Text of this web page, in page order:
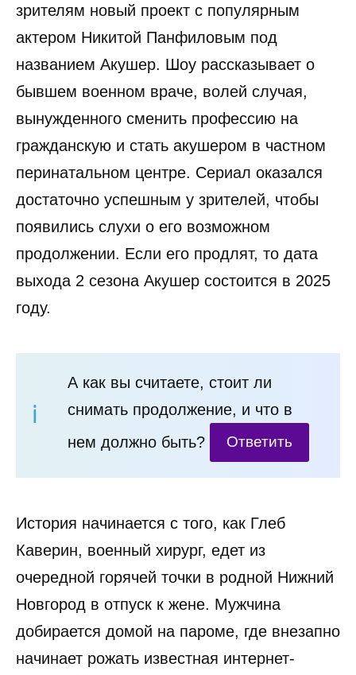
зрителям новый проект с популярным
актером Никитой Панфиловым под
названием Акушер. Шоу рассказывает о
бывшем военном враче, волей случая,
вынужденного сменить профессию на
гражданскую и стать акушером в частном
перинатальном центре. Сериал оказался
достаточно успешным у зрителей, чтобы
появились слухи о его возможном
продолжении. Если его продлят, то дата
выхода 2 сезона Акушер состоится в 2025
году.
А как вы считаете, стоит ли
снимать продолжение, и что в
нем должно быть?
Ответить
История начинается с того, как Глеб
Каверин, военный хирург, едет из
очередной горячей точки в родной Нижний
Новгород в отпуск к жене. Мужчина
добирается домой на пароме, где внезапно
начинает рожать известная интернет-